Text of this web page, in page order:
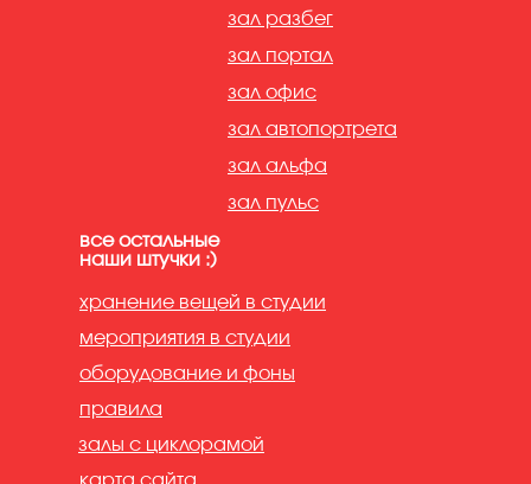
хранение вещей в студии
мероприятия в студии
залы с циклорамой
оборудование и фоны
правила
все остальные
наши штучки :)
зал разбег
зал портал
зал альфа
зал пульс
зал офис
зал автопортрета